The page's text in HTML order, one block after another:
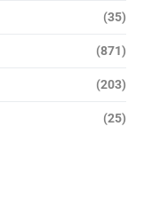
(35)
(871)
(203)
(25)